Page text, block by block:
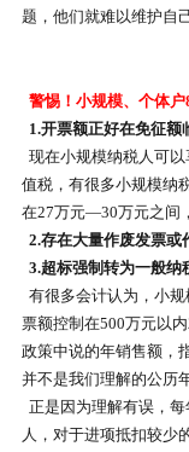
题，他们就难以维护自
警惕！小规模、个体
1.开票额正好在免征额
现在小规模纳税人可
值税，有很多小规模纳
在27万元—30万元之间
2.存在大量作废发票或
3.超标强制转为一般纳
有很多会计认为，小
票额控制在500万元以
政策中说的年销售额，
并不是我们理解的公历
正是因为理解有误，
人，对于进项抵扣较少